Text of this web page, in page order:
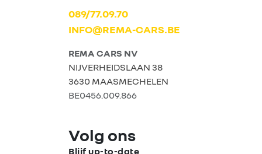
089/77.09.70
INFO@REMA-CARS.BE
REMA CARS NV
NIJVERHEIDSLAAN 38
3630 MAASMECHELEN
BE0456.009.866
Volg ons
Blijf up-to-date